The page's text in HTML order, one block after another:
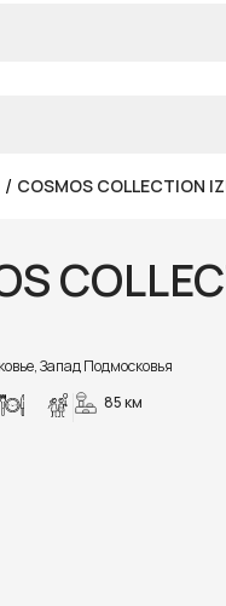
/ COSMOS COLLECTION
Запад Подмосковья
85 км